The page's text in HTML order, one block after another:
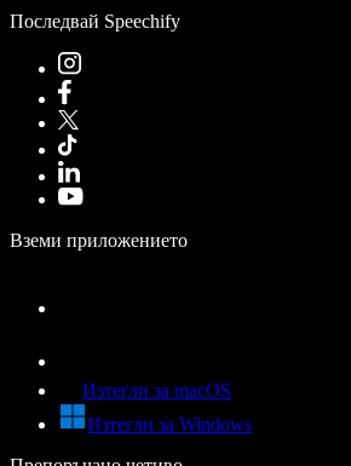
Последвай Speechify
Вземи приложението
Изтегли за macOS
Изтегли за Windows